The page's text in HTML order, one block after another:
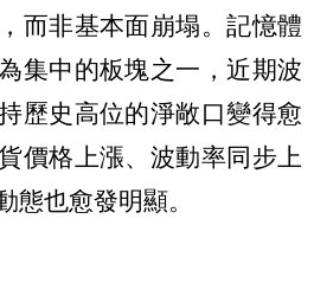
而非基本面崩塌。記憶體
集中的板塊之一，近期波
歷史高位的淨敞口變得愈
價格上漲、波動率同步上
態也愈發明顯。